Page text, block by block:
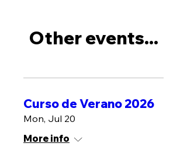
Other events...
Curso de Verano 2026
Mon, Jul 20
More info